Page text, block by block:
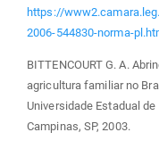
https://
2006-544830-norma-
BITTENCOURT G. A.
agricultura familiar no
Universidade Estadual
Campinas, SP, 2003.